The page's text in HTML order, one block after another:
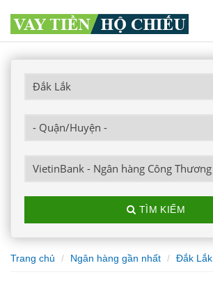
TÌM KIẾM
Trang chủ Ngân hàng gần nhất Đắk Lắk